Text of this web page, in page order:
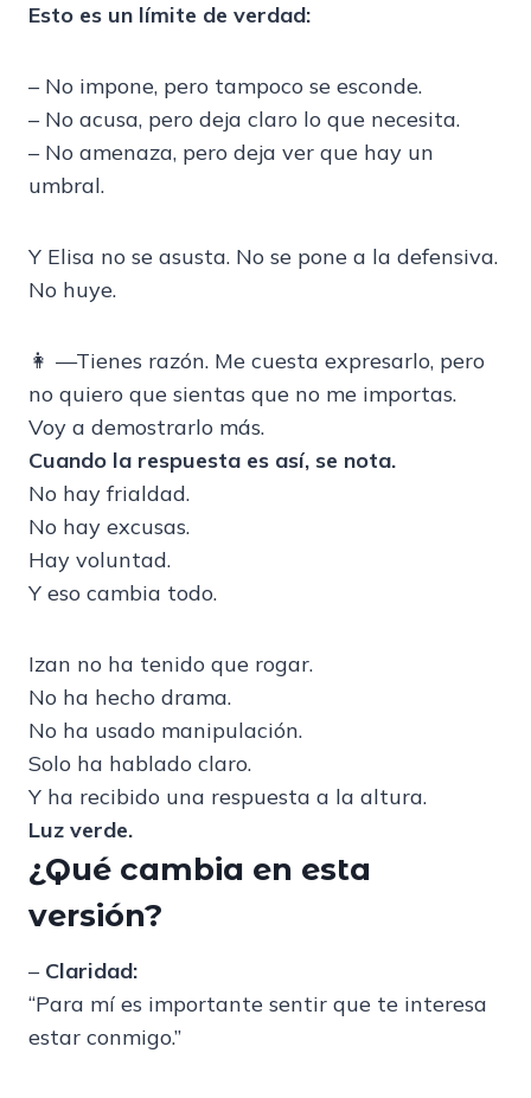
Esto es un límite de verdad:
– No impone, pero tampoco se esconde.
– No acusa, pero deja claro lo que necesita.
– No amenaza, pero deja ver que hay un
umbral.
Y Elisa no se asusta. No se pone a la defensiva.
No huye.
👩 —Tienes razón. Me cuesta expresarlo, pero
no quiero que sientas que no me importas.
Voy a demostrarlo más.
Cuando la respuesta es así, se nota.
No hay frialdad.
No hay excusas.
Hay voluntad.
Y eso cambia todo.
Izan no ha tenido que rogar.
No ha hecho drama.
No ha usado manipulación.
Solo ha hablado claro.
Y ha recibido una respuesta a la altura.
Luz verde.
¿Qué cambia en esta
versión?
– Claridad:
“Para mí es importante sentir que te interesa
estar conmigo.”